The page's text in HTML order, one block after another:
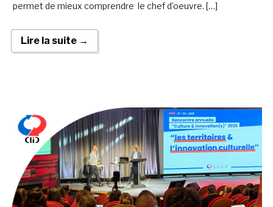
permet de mieux comprendre le chef d’oeuvre. […]
Lire la suite →